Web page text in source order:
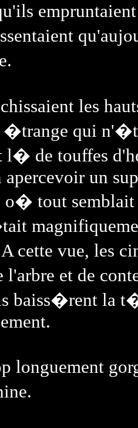
les
�trange qui
de touffes
apercevoir un
o� tout semblait
cette vue, les
l'arbre et de
baiss�rent la
longuement